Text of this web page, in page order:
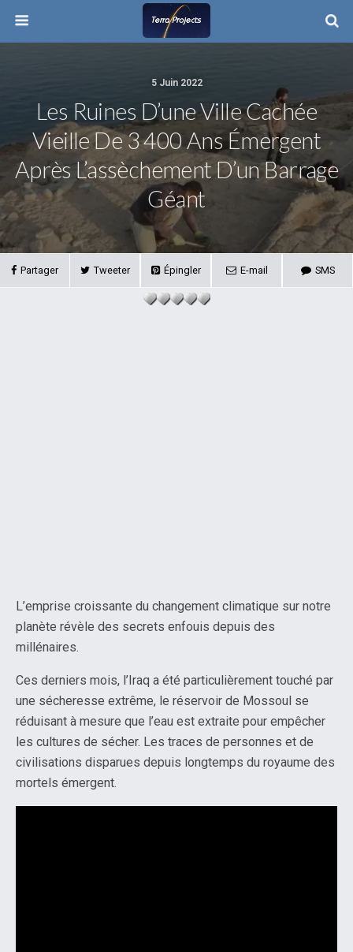
5 Juin 2022
Les Ruines D’une Ville Cachée
Vieille De 3 400 Ans Émergent
Après L’assèchement D’un Barrage
Géant
Partager Tweeter Épingler E-mail SMS
L’emprise croissante du changement climatique sur notre
planète révèle des secrets enfouis depuis des
millénaires.
Ces derniers mois, l’Iraq a été particulièrement touché par
une sécheresse extrême, le réservoir de Mossoul se
réduisant à mesure que l’eau est extraite pour empêcher
les cultures de sécher. Les traces de personnes et de
civilisations disparues depuis longtemps du royaume des
mortels émergent.